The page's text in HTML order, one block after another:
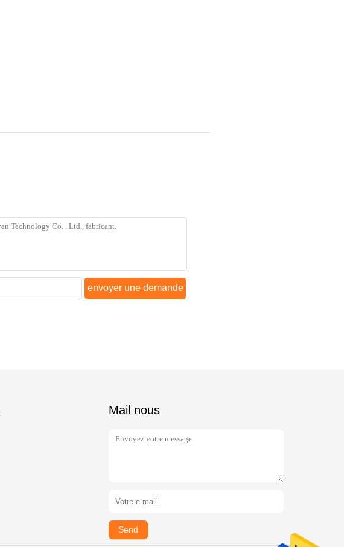
envoyer une demande
Mail nous
Send